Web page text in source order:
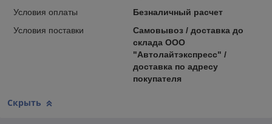
Условия оплаты
Безналичный расчет
Условия поставки
Самовывоз / доставка до
склада ООО
"Автолайтэкспресс" /
доставка по адресу
покупателя
Скрыть